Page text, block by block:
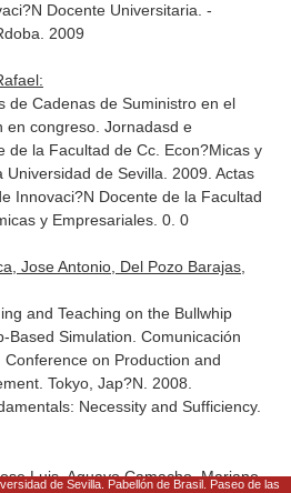
Docente Universitaria. -
2009
de Cadenas de Suministro en el
en congreso. Jornadasd e
de la Facultad de Cc. Econ?Micas y
Universidad de Sevilla. 2009. Actas
Innovaci?N Docente de la Facultad
y Empresariales. 0. 0
Jose Antonio, Del Pozo Barajas,
and Teaching on the Bullwhip
Based Simulation. Comunicación
on Production and
Tokyo, Jap?N. 2008.
Necessity and Sufficiency.
Luis, Aguayo Camacho, Mariano
de Sevilla. Pabellón de Brasil. Paseo de las